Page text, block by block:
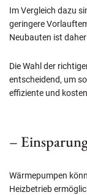
Im Vergleich dazu
geringere
Neubauten ist
Die Wahl der
entscheidend, um
effiziente und
–
Wärmepumpen
Heizbetrieb